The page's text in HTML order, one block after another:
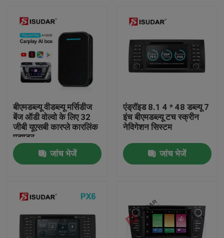
घर
उत्पादों
बीएमडब्ल्यू वीडब्ल्यू मर्सिडीज
बेंज ऑडी वोल्वो के लिए 32
जीबी यूएसबी कारप्ले कारलिंक
एडाप्टर
जांच भेजें
एंड्रॉइड 8.1 4 * 48 डब्ल्यू 7
इंच बीएमडब्ल्यू टच स्क्रीन
नेविगेशन सिस्टम
जांच भेजें